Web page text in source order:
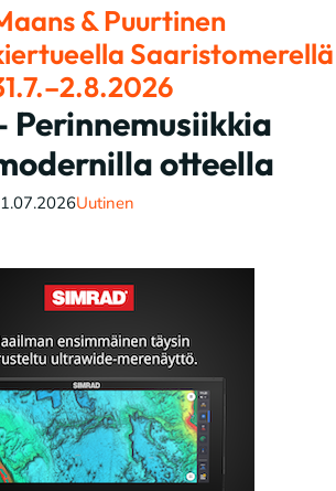
& Puurtinen
Saaristomerellä
Perinnemusiikkia
otteella
Uutinen